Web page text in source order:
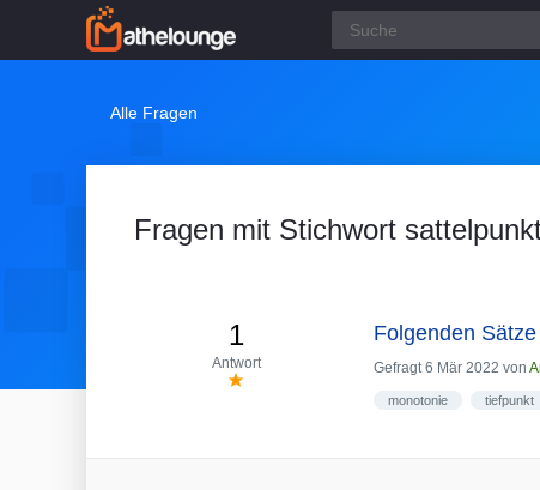
Alle Fragen
Fragen mit Stichwort
1
Antwort
Folgenden
Gefragt 6 Mär 2022 von
monotonie tiefpunkt